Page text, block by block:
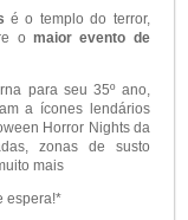
é o templo do terror,
omaior evento de
para seu 35ºano,
a ícones lendários
Horror Nights da
zonas de susto
mais
espera!*